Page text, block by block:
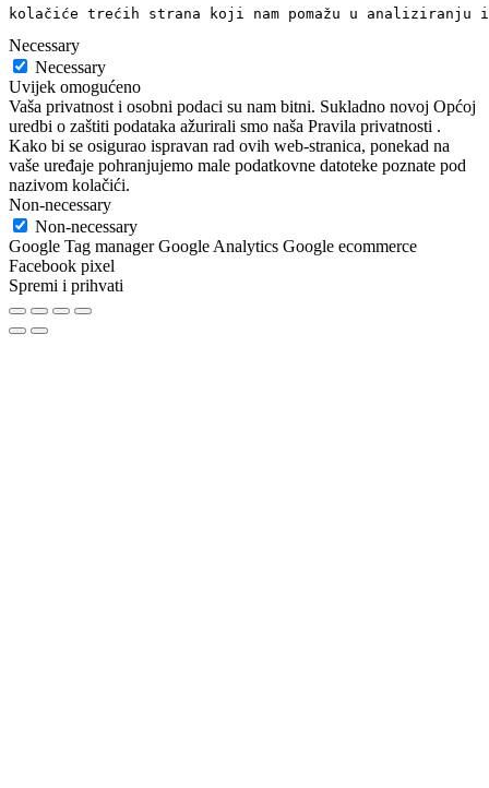
kolačiće trećih strana koji nam pomažu u
Necessary
Necessary
Uvijek omogućeno
Vaša privatnost i osobni podaci su nam bitni. Sukladno novoj Općoj
uredbi o zaštiti podataka ažurirali smo naša Pravila privatnosti .
Kako bi se osigurao ispravan rad ovih web-stranica, ponekad na
vaše uređaje pohranjujemo male podatkovne datoteke poznate pod
nazivom kolačići.
Non-necessary
Non-necessary
Google Tag manager Google Analytics Google ecommerce
Facebook pixel
Spremi i prihvati